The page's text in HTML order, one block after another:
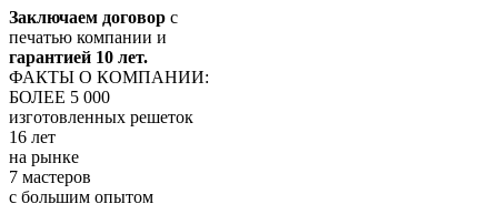
Заключаем договор с
печатью компании и
гарантией 10 лет.
ФАКТЫ О КОМПАНИИ:
БОЛЕЕ 5 000
изготовленных решеток
16 лет
на рынке
7 мастеров
с большим опытом